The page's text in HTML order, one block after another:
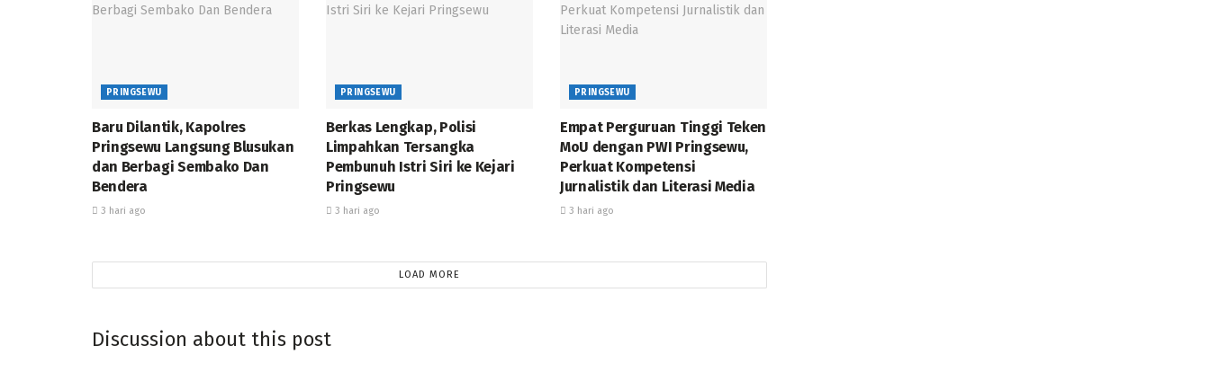
PRINGSEWU
Baru Dilantik, Kapolres
Pringsewu Langsung Blusukan
dan Berbagi Sembako Dan
Bendera
3 hari ago
PRINGSEWU
Berkas Lengkap, Polisi
Limpahkan Tersangka
Pembunuh Istri Siri ke Kejari
Pringsewu
3 hari ago
PRINGSEWU
Empat Perguruan Tinggi Teken
MoU dengan PWI Pringsewu,
Perkuat Kompetensi
Jurnalistik dan Literasi Media
3 hari ago
LOAD MORE
Discussion about this post